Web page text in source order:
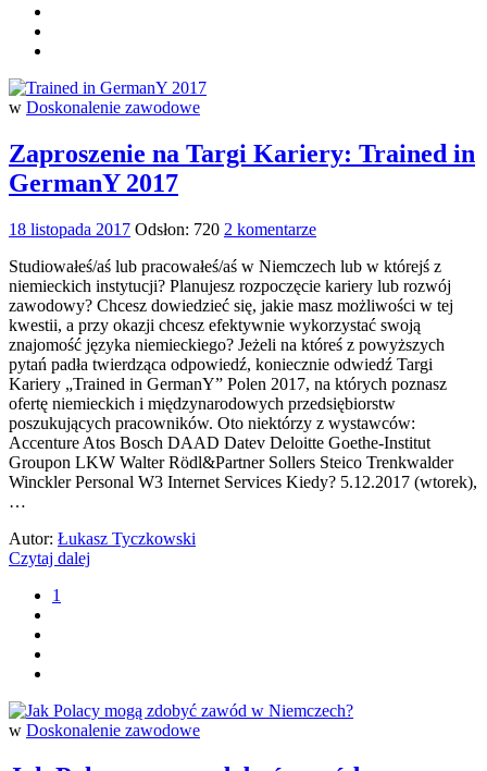
w Doskonalenie zawodowe
Zaproszenie na Targi Kariery: Trained in
GermanY 2017
18 listopada 2017 Odsłon: 720 2 komentarze
Studiowałeś/aś lub pracowałeś/aś w Niemczech lub w którejś z
niemieckich instytucji? Planujesz rozpoczęcie kariery lub rozwój
zawodowy? Chcesz dowiedzieć się, jakie masz możliwości w tej
kwestii, a przy okazji chcesz efektywnie wykorzystać swoją
znajomość języka niemieckiego? Jeżeli na któreś z powyższych
pytań padła twierdząca odpowiedź, koniecznie odwiedź Targi
Kariery „Trained in GermanY” Polen 2017, na których poznasz
ofertę niemieckich i międzynarodowych przedsiębiorstw
poszukujących pracowników. Oto niektórzy z wystawców:
Accenture Atos Bosch DAAD Datev Deloitte Goethe-Institut
Groupon LKW Walter Rödl&Partner Sollers Steico Trenkwalder
Winckler Personal W3 Internet Services Kiedy? 5.12.2017 (wtorek),
…
Autor: Łukasz Tyczkowski
Czytaj dalej
1
w Doskonalenie zawodowe